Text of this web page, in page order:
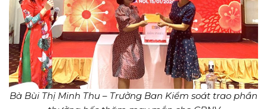
Bà Bùi Thị Minh Thu – Trưởng Ban Kiểm soát trao phần